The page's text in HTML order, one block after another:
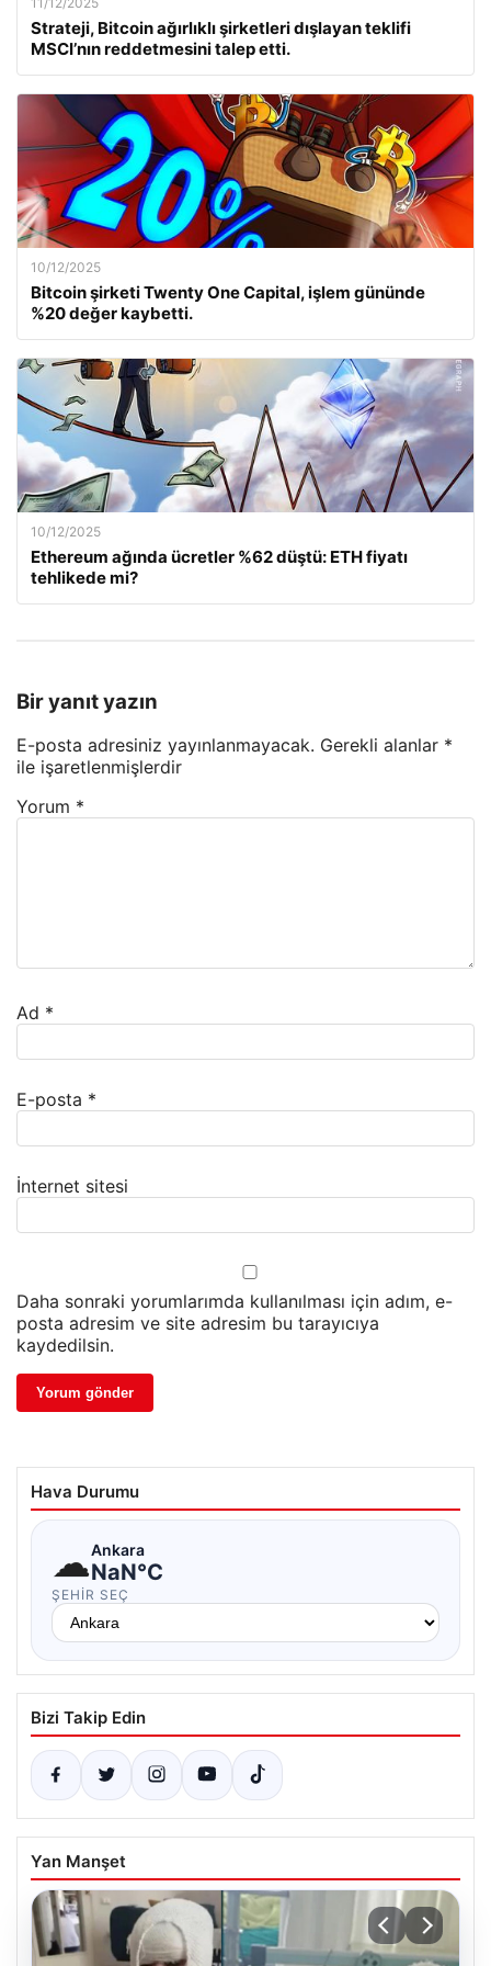
Strateji, Bitcoin ağırlıklı şirketleri dışlayan teklifi
MSCI’nın reddetmesini talep etti.
10/12/2025
Bitcoin şirketi Twenty One Capital, işlem gününde
%20 değer kaybetti.
10/12/2025
Ethereum ağında ücretler %62 düştü: ETH fiyatı
tehlikede mi?
Bir yanıt yazın
E-posta adresiniz yayınlanmayacak. Gerekli alanlar *
ile işaretlenmişlerdir
Yorum *
Ad *
E-posta *
İnternet sitesi
Daha sonraki yorumlarımda kullanılması için adım, e-
posta adresim ve site adresim bu tarayıcıya
kaydedilsin.
Hava Durumu
☁Ankara
NaN°C
ŞEHIR SEÇ
Bizi Takip Edin
Yan Manşet